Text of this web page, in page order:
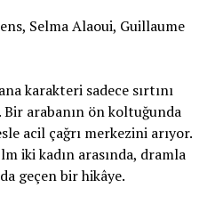
Selma Alaoui, Guillaume
karakteri sadece sırtını
arabanın ön koltuğunda
acil çağrı merkezini arıyor.
iki kadın arasında, dramla
geçen bir hikâye.